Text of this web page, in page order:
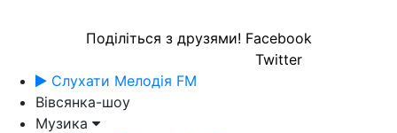
Поділіться з друзями! Facebook
Twitter
Слухати Мелодія FM
Вівсянка-шоу
Музика